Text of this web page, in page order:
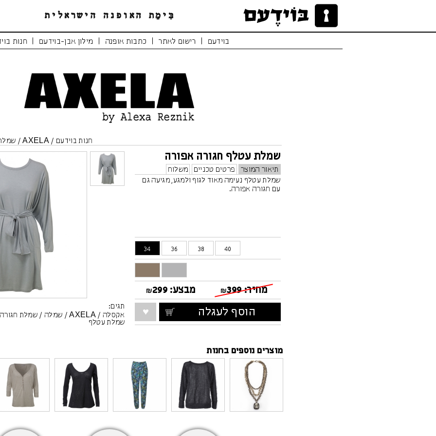
בוידעם רישום לאתר כתבות אופנה מילון אבן-בוידעם חנות
חנות בוידעם /
AXELA
/
שמלת עטלף חגורה אפורה
תיאור המוצר פרטים טכניים
משלוח
שמלת עטלף נעימה מאוד לגוף ולמגע, מגיעה גם
עם חגורה אפורה.
34 36 38 40
מחיר: ₪399 מבצע: ₪299
הוסף לעגלה
תגים:
אקסלה /
AXELA
/ שמלה/ שמלת
שמלת עטלף
מוצרים נוספים בחנות